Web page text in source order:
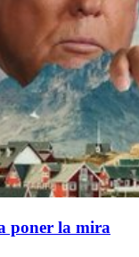
poner la mira